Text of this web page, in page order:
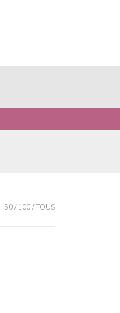
50 100 TOUS